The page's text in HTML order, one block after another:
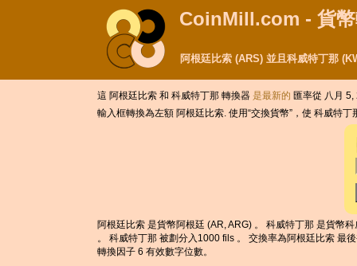
CoinMill.com - 貨
阿根廷比索 (ARS) 並且科威特丁那
這 阿根廷比索 和 科威特丁那 轉換器 是最新的 匯率從 八月 5,
輸入框轉換為左額 阿根廷比索. 使用“交換貨幣”，使 科威特
阿根廷比索 是貨幣阿根廷 (AR, ARG) 。 科威特丁那 是貨幣
。 科威特丁那 被劃分入1000 fils 。 交換率為阿根廷比索 最
轉換因子 6 有效數字位數。